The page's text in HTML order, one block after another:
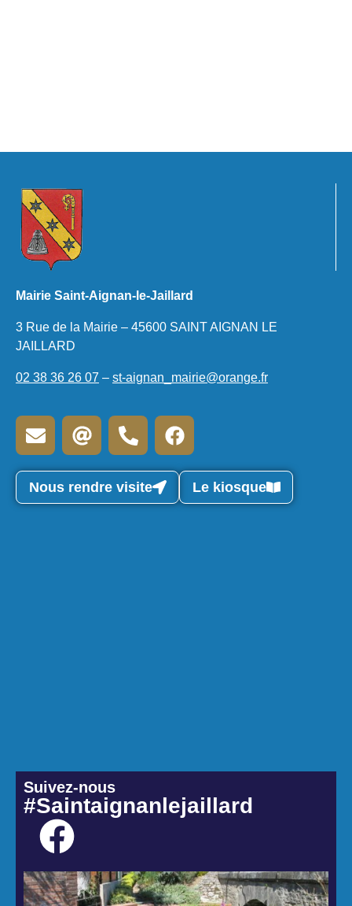
Mairie Saint-Aignan-le-Jaillard
3 Rue de la Mairie – 45600 SAINT AIGNAN LE
JAILLARD
02 38 36 26 07 – st-aignan_mairie@orange.fr
Nous rendre visite Le kiosque
Suivez-nous
#Saintaignanlejaillard